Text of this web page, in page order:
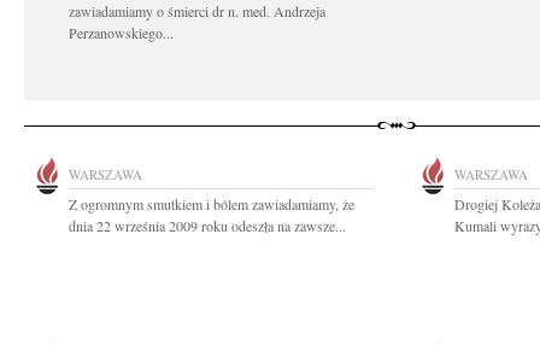
zawiadamiamy o śmierci dr n. med. Andrzeja
Perzanowskiego...
WARSZAWA
Z ogromnym smutkiem i bólem zawiadamiamy, że
dnia 22 września 2009 roku odeszła na zawsze...
WARSZAWA
Drogiej
Kumali